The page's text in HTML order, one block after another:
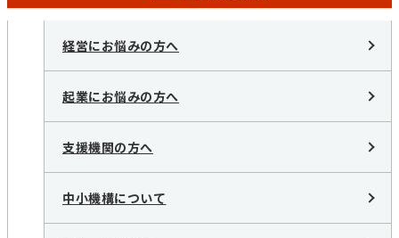
経営にお悩みの方へ
起業にお悩みの方へ
支援機関の方へ
中小機構について